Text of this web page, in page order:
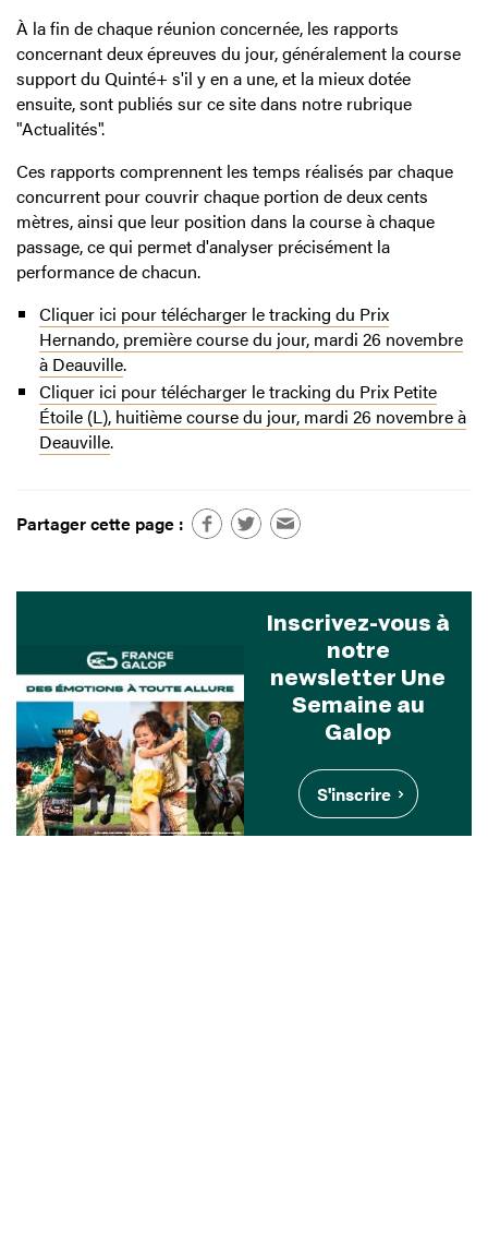
À la fin de chaque réunion concernée, les rapports
concernant deux épreuves du jour, généralement la course
support du Quinté+ s'il y en a une, et la mieux dotée
ensuite, sont publiés sur ce site dans notre rubrique
"Actualités".
Ces rapports comprennent les temps réalisés par chaque
concurrent pour couvrir chaque portion de deux cents
mètres, ainsi que leur position dans la course à chaque
passage, ce qui permet d'analyser précisément la
performance de chacun.
Cliquer ici pour télécharger le tracking du Prix
Hernando, première course du jour, mardi 26 novembre
à Deauville.
Cliquer ici pour télécharger le tracking du Prix Petite
Étoile (L), huitième course du jour, mardi 26 novembre à
Deauville.
Partager cette page :
Inscrivez-vous à
notre
newsletter Une
Semaine au
Galop
S'inscrire